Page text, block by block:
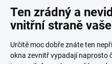
Ten zrádný a
vnitřní straně
Určitě moc dobře znáte ten
okna zevnitř vypadají naprosto